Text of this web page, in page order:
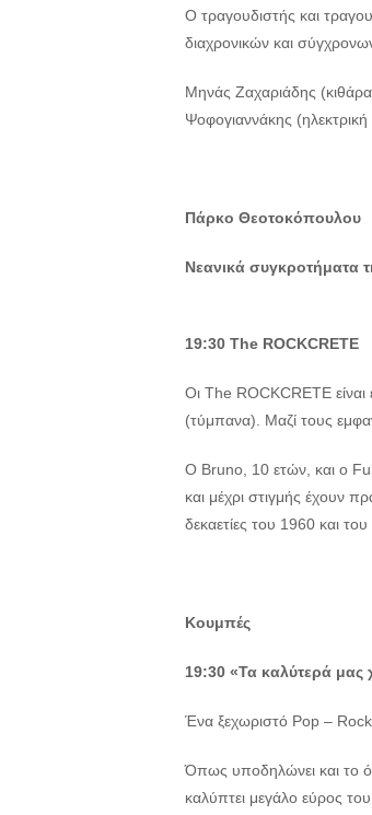
Ο τραγουδιστής και
διαχρονικών και
Μηνάς Ζαχαριάδης
Ψοφογιαννάκης
Πάρκο Θεοτοκόπουλου
Νεανικά συγκροτήματα
19:30 The ROCKCRETE
Οι The ROCKCRETE
(τύμπανα). Μαζί τους
Ο Bruno, 10 ετών, και ο
και μέχρι στιγμής έχουν
δεκαετίες του 1960 και
Κουμπές
19:30 «Τα καλύτερά μας
Ένα ξεχωριστό Pop – Rock
Όπως υποδηλώνει και το
καλύπτει μεγάλο εύρος